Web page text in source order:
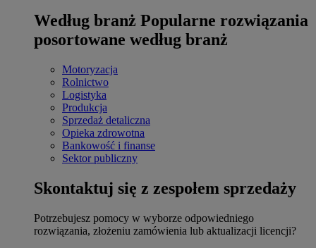
Według branż Popularne rozwiązania
posortowane według branż
Motoryzacja
Rolnictwo
Logistyka
Produkcja
Sprzedaż detaliczna
Opieka zdrowotna
Bankowość i finanse
Sektor publiczny
Skontaktuj się z zespołem sprzedaży
Potrzebujesz pomocy w wyborze odpowiedniego
rozwiązania, złożeniu zamówienia lub aktualizacji licencji?